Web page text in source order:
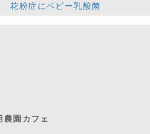
花粉症にベビー乳酸菌
農園カフェ